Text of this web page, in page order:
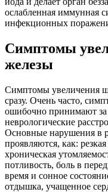
ослабленная иммунная
инфекционных
Симптомы
железы
Симптомы увеличения
сразу. Очень часто,
ошибочно принимают
неврологические
Основные нарушения в
проявляются, как:
хроническая
потливость, боль в
время и сонное
отдышка, учащенное